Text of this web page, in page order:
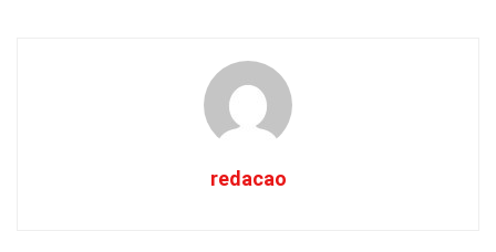
redacao